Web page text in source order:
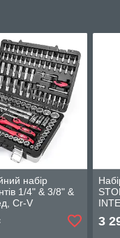
набір
1/4" & 3/8" &
Cr-V
3